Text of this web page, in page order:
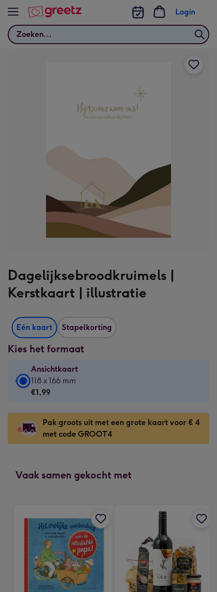
Bekijk meer
Zoeken
Login
Dagelijksebroodkruimels |
Kerstkaart | illustratie
Eén kaart Stapelkorting
Kies het formaat
Ansichtkaart
Ansichtkaart
-
-
118
x
-
166
mm
118 x 166 mm
€1,99
Pak groots uit met een grote kaart voor € 4
met code GROOT4
Vaak samen gekocht met